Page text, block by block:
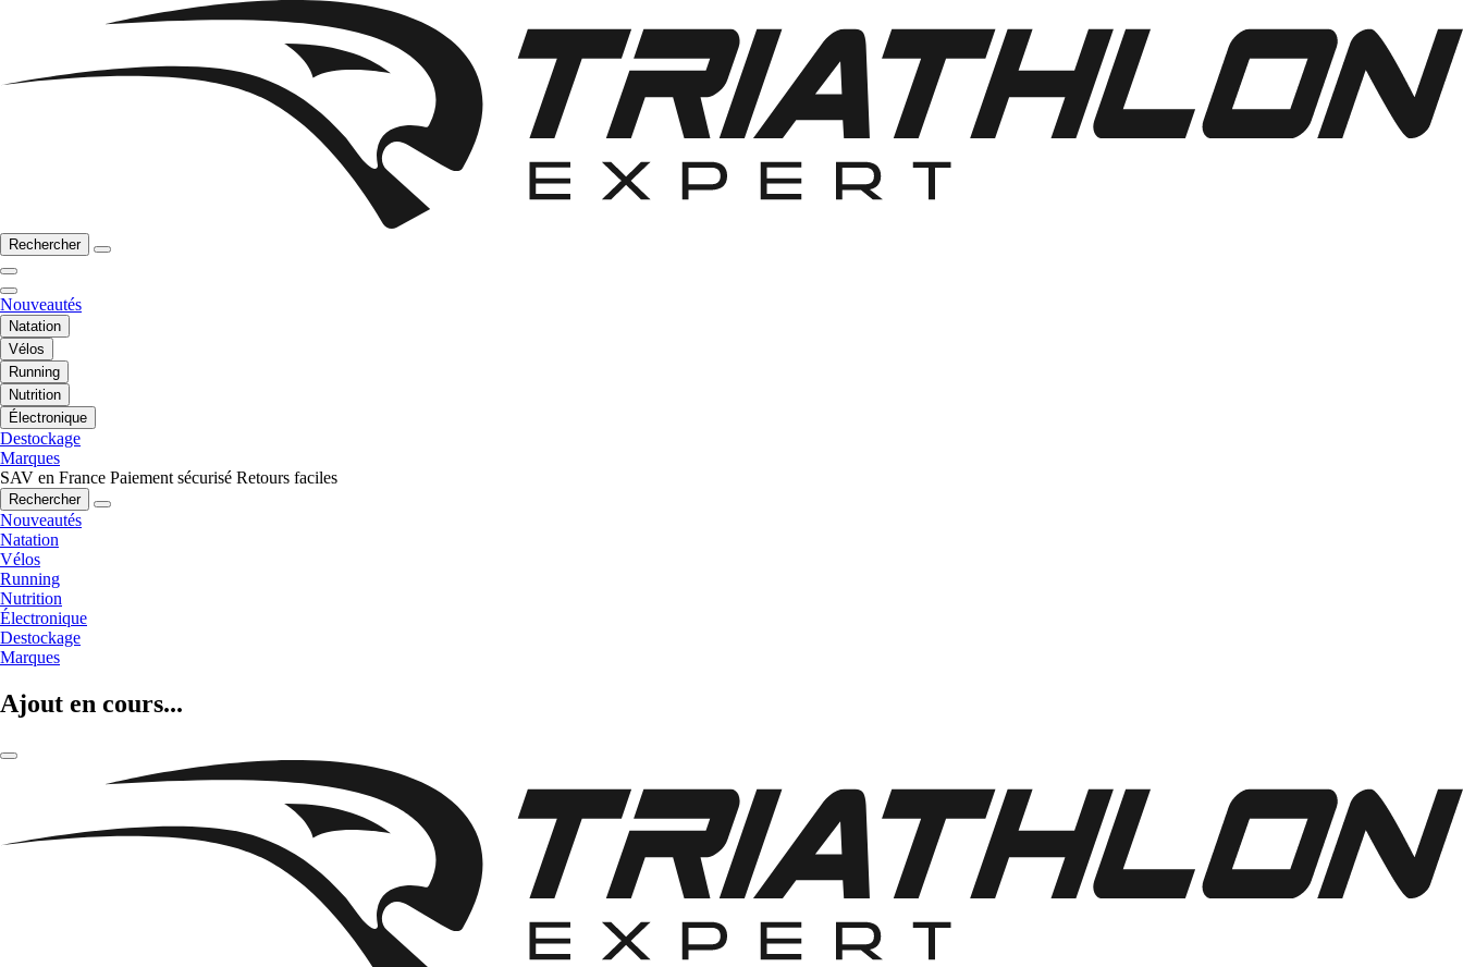
Rechercher
Nouveautés
Natation
Vélos
Running
Nutrition
Électronique
Destockage
Marques
SAV en France Paiement sécurisé Retours faciles
Rechercher
Nouveautés
Natation
Vélos
Running
Nutrition
Électronique
Destockage
Marques
Ajout en cours...